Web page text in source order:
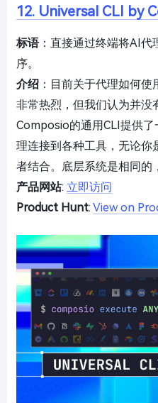
12. Universal CLI by
标语：直接通过终端将AI代
序。
介绍 ：目前关于代理如何
非常热烈，但我们认为并没
Composio的通用CLI提供
理连接到各种工具，无论你
者结合。底层系统是相同的
产品网站: 立即访问
Product Hunt: View on